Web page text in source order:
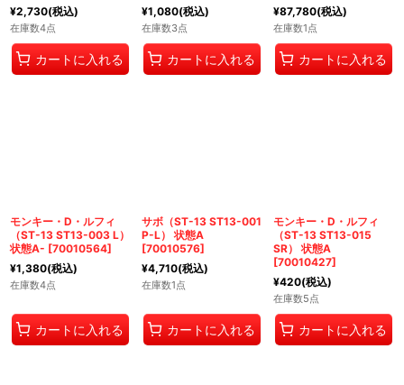
¥2,730(税込)
在庫数4点
カートに入れる
¥1,080(税込)
在庫数3点
カートに入れる
¥87,780(税込)
在庫数1点
カートに入れる
モンキー・D・ルフィ
（ST-13 ST13-003 L）
状態A- [70010564]
¥1,380(税込)
在庫数4点
カートに入れる
サボ（ST-13 ST13-001
P-L） 状態A
[70010576]
¥4,710(税込)
在庫数1点
カートに入れる
モンキー・D・ルフィ
（ST-13 ST13-015
SR） 状態A
[70010427]
¥420(税込)
在庫数5点
カートに入れる